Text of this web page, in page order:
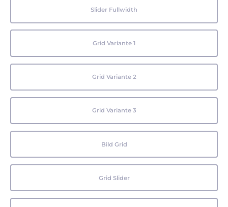
Slider Fullwidth
Grid Variante 1
Grid Variante 2
Grid Variante 3
Bild Grid
Grid Slider